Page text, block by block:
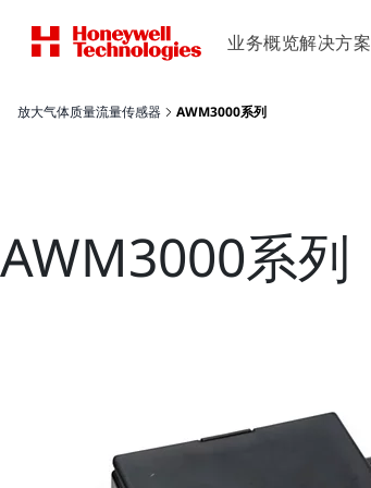
业务概览解决方案
放大气体质量流量传感器 AWM3000系列
AWM3000系列